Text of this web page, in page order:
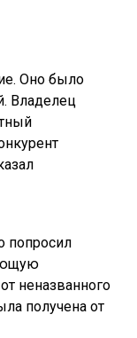
Оно было
Владелец
попросил
неназванного
получена от